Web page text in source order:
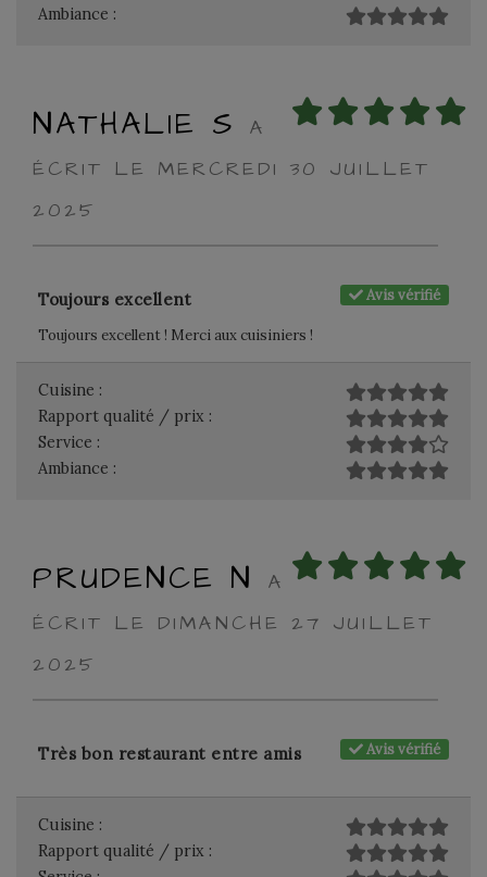
Ambiance :
NATHALIE S
A
ÉCRIT LE MERCREDI 30 JUILLET
2025
Avis vérifié
Toujours excellent
Toujours excellent ! Merci aux cuisiniers !
Cuisine :
Rapport qualité / prix :
Service :
Ambiance :
PRUDENCE N
A
ÉCRIT LE DIMANCHE 27 JUILLET
2025
Avis vérifié
Très bon restaurant entre amis
Cuisine :
Rapport qualité / prix :